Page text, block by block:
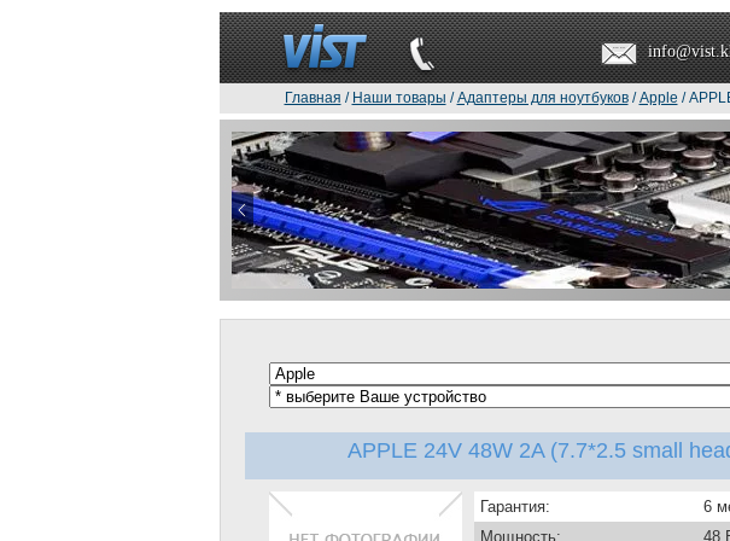
Главная / Наши товары /Адаптеры для ноутбуков/Apple /
APPLE 24V 48W 2A (7.7*2.5 small
Гарантия:
6
Мощность:
48